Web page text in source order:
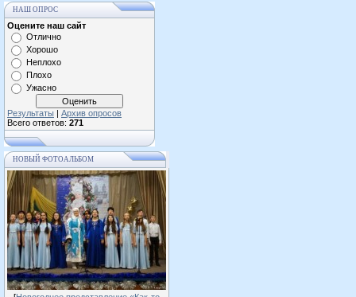
НАШ ОПРОС
Оцените наш сайт
Отлично
Хорошо
Неплохо
Плохо
Ужасно
Результаты | Архив опросов
Всего ответов: 271
НОВЫЙ ФОТОАЛЬБОМ